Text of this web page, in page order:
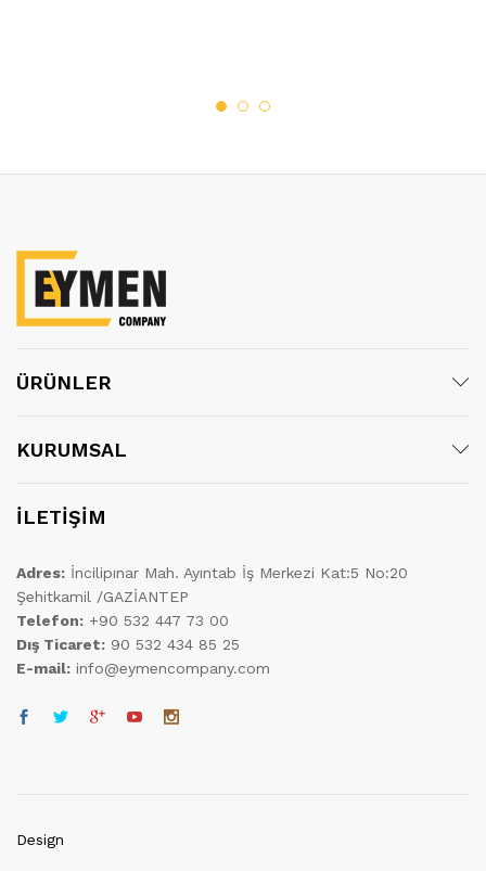
ÜRÜNLER
KURUMSAL
İLETİŞİM
Adres: İncilipınar Mah. Ayıntab İş Merkezi Kat:5 No:20
Şehitkamil /GAZİANTEP
Telefon: +90 532 447 73 00
Dış Ticaret: 90 532 434 85 25
E-mail: info@eymencompany.com
Design